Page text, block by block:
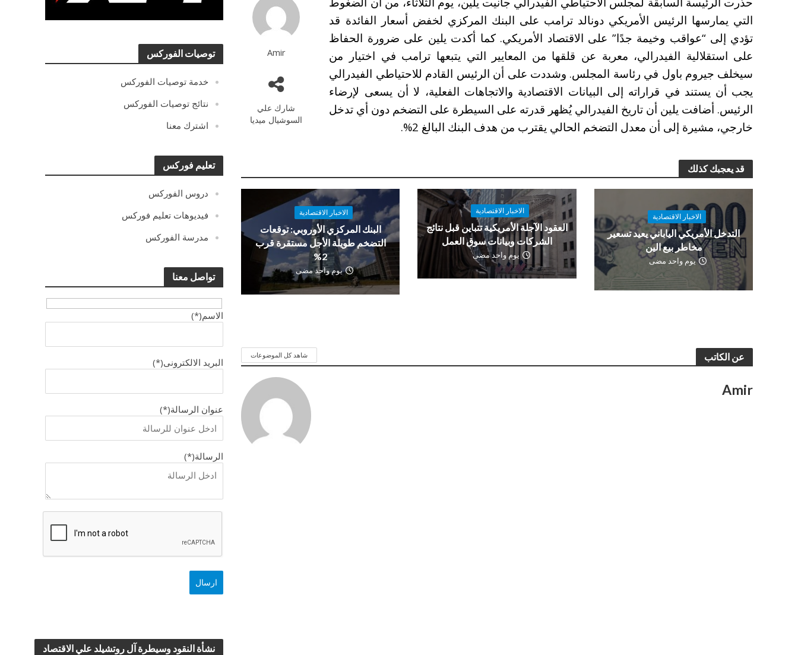
توصيات الفوركس
خدمة توصيات الفوركس
نتائج توصيات الفوركس
اشترك معنا
تعليم فوركس
دروس الفوركس
فيديوهات تعليم فوركس
مدرسة الفوركس
تواصل معنا
الاسم(*)
البريد الالكترونى(*)
عنوان الرسالة(*)
الرسالة(*)
نشأة النقود وسيطرة آل روتشيلد علي الاقتصاد
Amir
شارك علي
السوشيال ميديا
التي يمارسها الرئيس الأمريكي دونالد ترامب على البنك المركزي لخفض أسعار الفائدة قد
تؤدي إلى “عواقب وخيمة جدًا” على الاقتصاد الأمريكي. كما أكدت يلين على ضرورة الحفاظ
على استقلالية الفيدرالي، معربة عن قلقها من المعايير التي يتبعها ترامب في اختيار من
سيخلف جيروم باول في رئاسة المجلس. وشددت على أن الرئيس القادم للاحتياطي الفيدرالي
يجب أن يستند في قراراته إلى البيانات الاقتصادية والاتجاهات الفعلية، لا أن يسعى لإرضاء
الرئيس. أضافت يلين أن تاريخ الفيدرالي يُظهر قدرته على السيطرة على التضخم دون أي تدخل
خارجي، مشيرة إلى أن معدل التضخم الحالي يقترب من هدف البنك البالغ 2%.
قد يعجبك كذلك
الاخبار الاقتصادية
التدخل الأمريكي الياباني يعيد تسعير
مخاطر بيع الين
يوم واحد مضى
الاخبار الاقتصادية
العقود الآجلة الأمريكية تتباين قبل نتائج
الشركات وبيانات سوق العمل
يوم واحد مضى
الاخبار الاقتصادية
البنك المركزي الأوروبي: توقعات
التضخم طويلة الأجل مستقرة قرب
2%
يوم واحد مضى
عن الكاتب شاهد كل الموضوعات
Amir